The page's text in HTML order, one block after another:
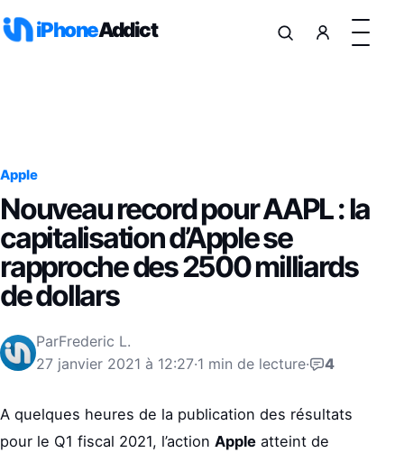
iPhoneAddict
Apple
Nouveau record pour AAPL : la
capitalisation d’Apple se
rapproche des 2500 milliards
de dollars
ParFrederic L.
27 janvier 2021 à 12:27·1 min de lecture· 4
A quelques heures de la publication des résultats
pour le Q1 fiscal 2021, l’action Apple atteint de